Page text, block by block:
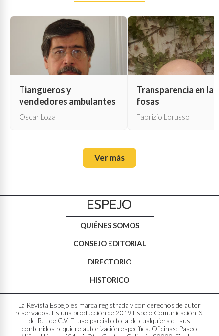
Tiangueros y
vendedores ambulantes
Óscar Loza
Transparencia en las
fosas
Fabrizio Lorusso
Ver más
QUIÉNES SOMOS
CONSEJO EDITORIAL
DIRECTORIO
HISTORICO
La Revista Espejo es marca registrada y con derechos de autor
reservados. Es una producción de 2019 Espejo Comunicación, S.
de R.L. de C.V. El uso parcial o total de cualquiera de sus
contenidos requiere autorización específica. Oficinas: Paseo